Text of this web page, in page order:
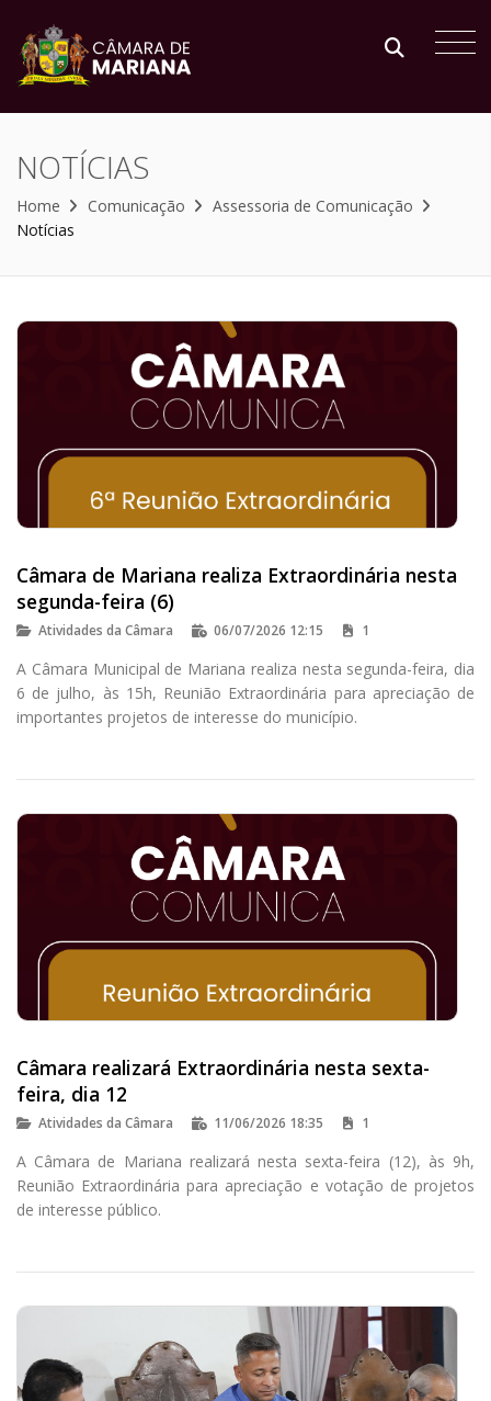
NOTÍCIAS
Home Comunicação
Assessoria de Comunicação
Notícias
Câmara de Mariana realiza Extraordinária nesta
segunda-feira (6)
Atividades da Câmara 06/07/2026 12:15 1
A Câmara Municipal de Mariana realiza nesta segunda-feira, dia
6 de julho, às 15h, Reunião Extraordinária para apreciação de
importantes projetos de interesse do município.
Câmara realizará Extraordinária nesta sexta-
feira, dia 12
Atividades da Câmara 11/06/2026 18:35 1
A Câmara de Mariana realizará nesta sexta-feira (12), às 9h,
Reunião Extraordinária para apreciação e votação de projetos
de interesse público.